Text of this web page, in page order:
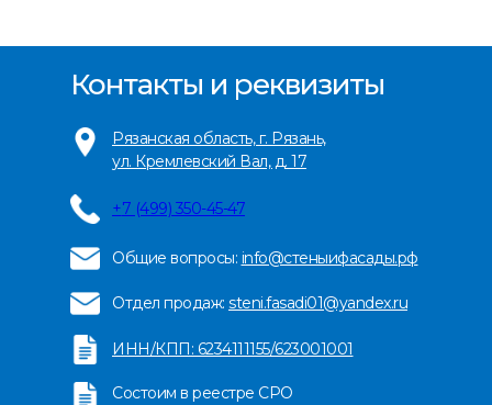
Контакты и реквизиты
Рязанская область, г. Рязань,
ул. Кремлевский Вал, д. 17
+7 (499) 350-45-47
Общие вопросы: info@стеныифасады.рф
Отдел продаж: steni.fasadi01@yandex.ru
ИНН/КПП: 6234111155/623001001
Состоим в реестре СРО